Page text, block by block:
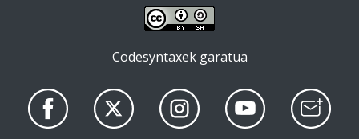
Codesyntaxek garatua